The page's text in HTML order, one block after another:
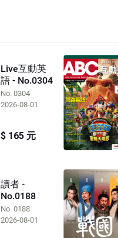
Live互動英
語 - No.0304
No. 0304
2026-08-01
$ 165 元
讀者 -
No.0188
No. 0188
2026-08-01